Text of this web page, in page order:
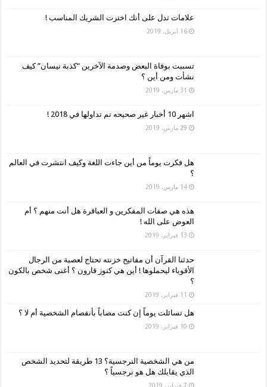
علامات تدل على أنك اخترت الشريك المناسب !
16 أبريل، 2019
تسببت بوفاة البعض وصدمة الآخرين “كذبة نيسان” كيف
نشأت ومن أين ؟
31 مارس، 2019
اشهر 10 أخبار غير صحيحه تم تداولها في 2018 !
29 مارس، 2019
هل فكرت يوماً من أين جاءت اللغة وكيف انتشرت في العالم
؟
14 مارس، 2019
هذه هي صفات المفكرين و العباقرة هل أنت منهم ؟ أم
العوض على الله !
13 فبراير، 2019
حدثنا القرآن أن مفاتيح خزنته تحتاج لعصبة من الرجال
الأقوياء ليحملوها ! أين هي كنوز قارون ؟ أغنى شخص بالكون
؟
11 فبراير، 2019
هل تسائلت يوماً إن كنت مصاباً بأنفصام الشخصية أم لا ؟
10 فبراير، 2019
من هي الشخصية النرجسية؟ 13 طريقة لتحديد الشخص
الذي يقابلك هل هو نرجسياً ؟
7 فبراير، 2019